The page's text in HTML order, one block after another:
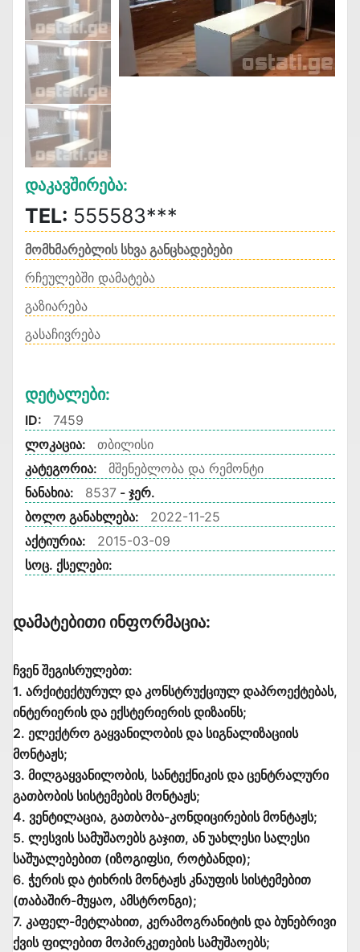
Დაკავშირება:
TEL: 555583***
მომხმარებლის სხვა განცხადებები
რჩეულებში დამატება
გაზიარება
გასაჩივრება
Დეტალები:
ID:
7459
ლოკაცია:
თბილისი
კატეგორია:
მშენებლობა და რემონტი
ნანახია:
8537 - ჯერ.
ბოლო განახლება:
2022-11-25
აქტიურია:
2015-03-09
სოც. ქსელები:
Დამატებითი Ინფორმაცია:
ჩვენ შეგისრულებთ:
1. არქიტექტურულ და კონსტრუქციულ დაპროექტებას,
ინტერიერის და ექსტერიერის დიზაინს;
2. ელექტრო გაყვანილობის და სიგნალიზაციის
მონტაჟს;
3. მილგაყვანილობის, სანტექნიკის და ცენტრალური
გათბობის სისტემების მონტაჟს;
4. ვენტილაცია, გათბობა-კონდიცირების მონტაჟს;
5. ლესვის სამუშაოებს გაჯით, ან უახლესი სალესი
საშუალებებით (იზოგიფსი, როტბანდი);
6. ჭერის და ტიხრის მონტაჟს კნაუფის სისტემებით
(თაბაშირ-მუყაო, ამსტრონგი);
7. კაფელ-მეტლახით, კერამოგრანიტის და ბუნებრივი
ქვის ფილებით მოპირკეთების სამუშაოებს;